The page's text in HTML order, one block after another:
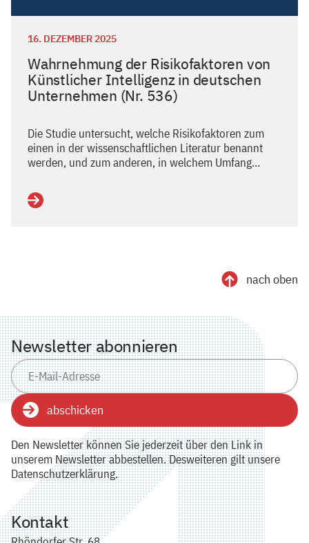
16. DEZEMBER 2025
Wahrnehmung der Risikofaktoren von
Künstlicher Intelligenz in deutschen
Unternehmen (Nr. 536)
Die Studie untersucht, welche Risikofaktoren zum
einen in der wissenschaftlichen Literatur benannt
werden, und zum anderen, in welchem Umfang…
Weiterlesen
nach oben
Newsletter abonnieren
abschicken
Den Newsletter können Sie jederzeit über den Link in
unserem Newsletter abbestellen. Desweiteren gilt unsere
Datenschutzerklärung.
Kontakt